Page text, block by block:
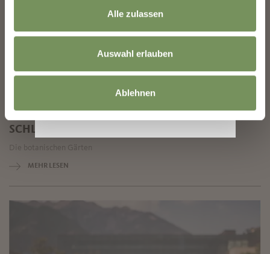
Alle zulassen
Auswahl erlauben
Ablehnen
SCHLOSS TRAUTTMANSDORFF
Die botanischen Gärten
MEHR LESEN